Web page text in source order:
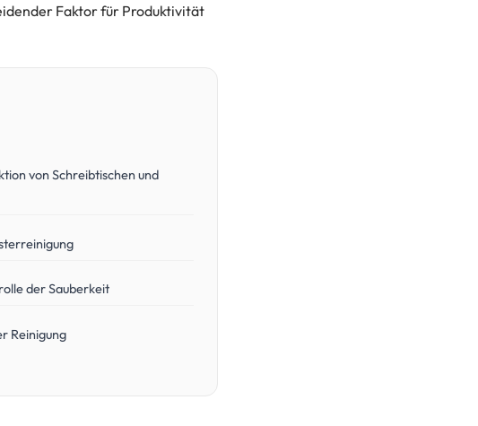
Faktor für Produktivität
von Schreibtischen und
der Sauberkeit
Reinigung